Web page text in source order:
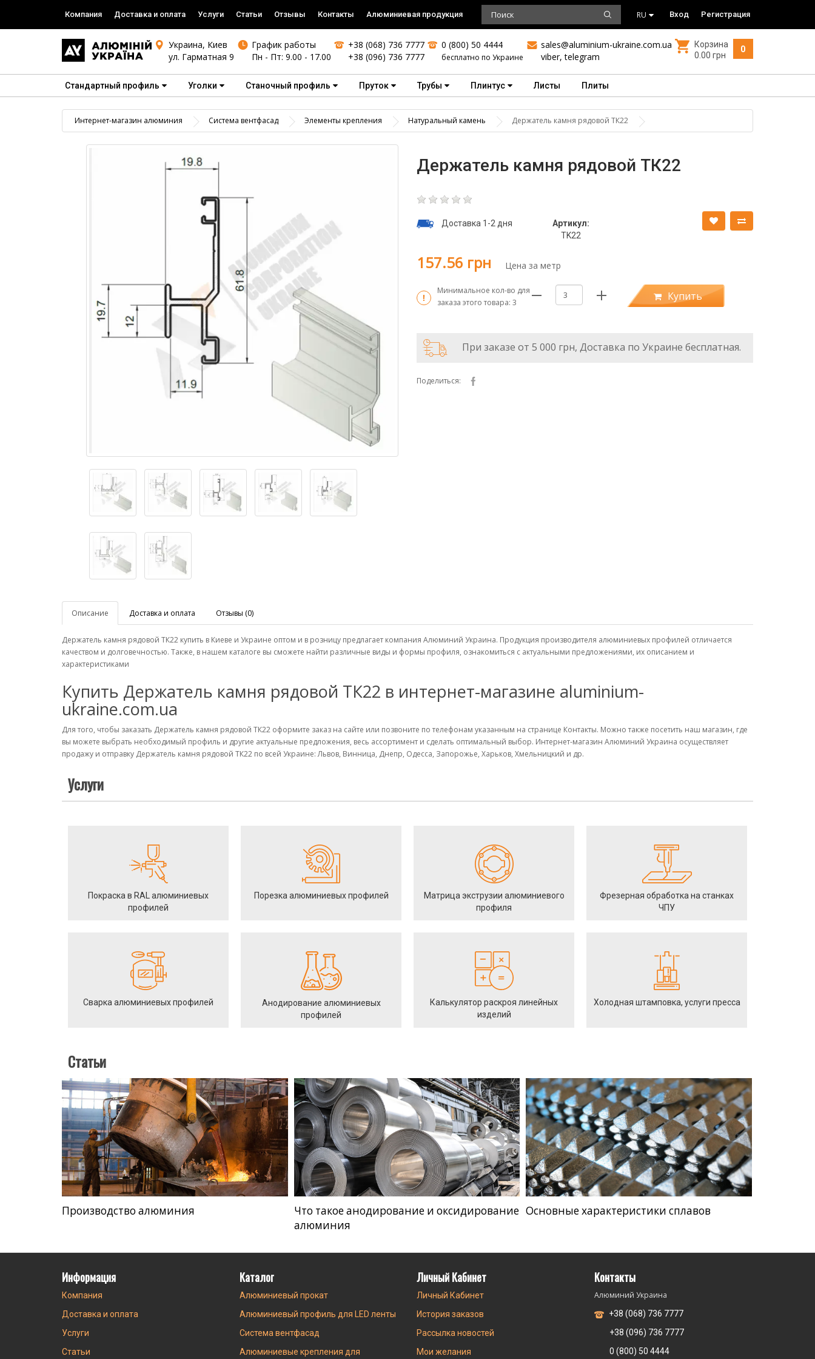
Компания Доставка и оплата Услуги Статьи Отзывы Контакты Алюминиевая продукция RU Вход Регистрация
Украина, Киев
ул. Гарматная 9
График работы
Пн - Пт: 9.00 - 17.00
+38 (068) 736 7777
+38 (096) 736 7777
0 (800) 50 4444
бесплатно по Украине
sales@aluminium-ukraine.com.ua
viber,telegram
0
Корзина
0.00 грн
Стандартный профиль Уголки Станочный профиль Пруток Трубы Плинтус Листы Плиты
Интернет-магазин алюминия Система вентфасад Элементы крепления Натуральный камень Держатель камня рядовой ТК22
Держатель камня рядовой ТК22
Доставка 1-2 дня
Артикул:
TK22
157.56 грн Цена за метр
Минимальное кол-во для
заказа этого товара: 3 Купить
При заказе от 5 000 грн, Доставка по Украине бесплатная.
Поделиться:
Описание Доставка и оплата Отзывы (0)
Держатель камня рядовой ТК22 купить в Киеве и Украине оптом и в розницу предлагает компания Алюминий Украина. Продукция производителя алюминиевых профилей отличается
качеством и долговечностью. Также, в нашем каталоге вы сможете найти различные виды и формы профиля, ознакомиться с актуальными предложениями, их описанием и
характеристиками
Купить Держатель камня рядовой ТК22 в интернет-магазине aluminium-
ukraine.com.ua
Для того, чтобы заказать Держатель камня рядовой ТК22 оформите заказ на сайте или позвоните по телефонам указанным на странице Контакты. Можно также посетить наш магазин, где
вы можете выбрать необходимый профиль и другие актуальные предложения, весь ассортимент и сделать оптимальный выбор. Интернет-магазин Алюминий Украина осуществляет
продажу и отправку Держатель камня рядовой ТК22 по всей Украине: Львов, Винница, Днепр, Одесса, Запорожье, Харьков, Хмельницкий и др.
Услуги
Покраска в RAL алюминиевых
профилей
Порезка алюминиевых профилей
Матрица экструзии алюминиевого
профиля
Фрезерная обработка на станках
ЧПУ
Сварка алюминиевых профилей
Анодирование алюминиевых
профилей
Калькулятор раскроя линейных
изделий
Холодная штамповка, услуги пресса
Статьи
Производство алюминия
Что такое анодирование и оксидирование
алюминия
Основные характеристики сплавов
Информация
Компания
Доставка и оплата
Услуги
Статьи
Каталог
Алюминиевый прокат
Алюминиевый профиль для LED ленты
Система вентфасад
Алюминиевые крепления для
Личный Кабинет
Личный Кабинет
История заказов
Рассылка новостей
Мои желания
Контакты
Алюминий Украина
+38 (068) 736 7777
+38 (096) 736 7777
0 (800) 50 4444